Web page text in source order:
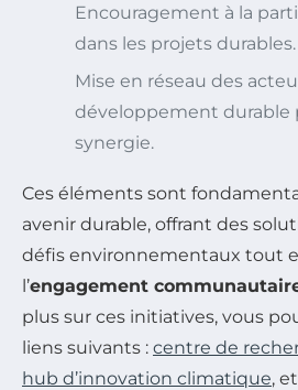
Encouragement à la
dans les projets durables.
Mise en réseau des
développement durable
synergie.
Ces éléments sont
avenir durable, offrant des
défis environnementaux tout
l’engagement
plus sur ces initiatives, vous
liens suivants : centre de
hub d’innovation climatique, et